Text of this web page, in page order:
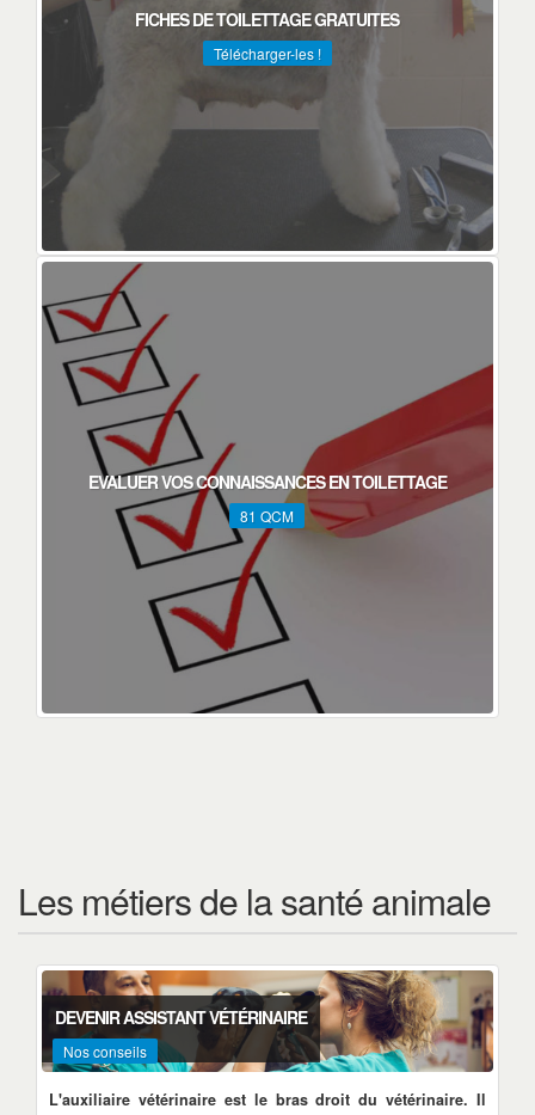
FICHES DE TOILETTAGE GRATUITES
Télécharger-les !
EVALUER VOS CONNAISSANCES EN TOILETTAGE
81 QCM
Les métiers de la santé animale
DEVENIR ASSISTANT VÉTÉRINAIRE
Nos conseils
L'auxiliaire vétérinaire est le bras droit du vétérinaire. Il